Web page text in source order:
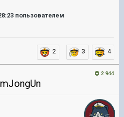
пользователем
2 3 4
2 944